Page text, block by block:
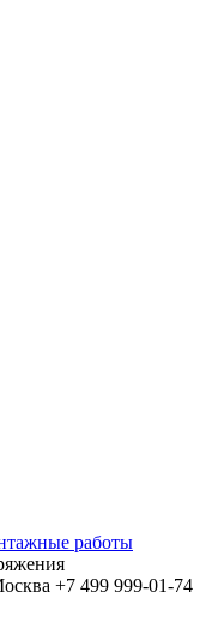
работы
+7 499 999-01-74